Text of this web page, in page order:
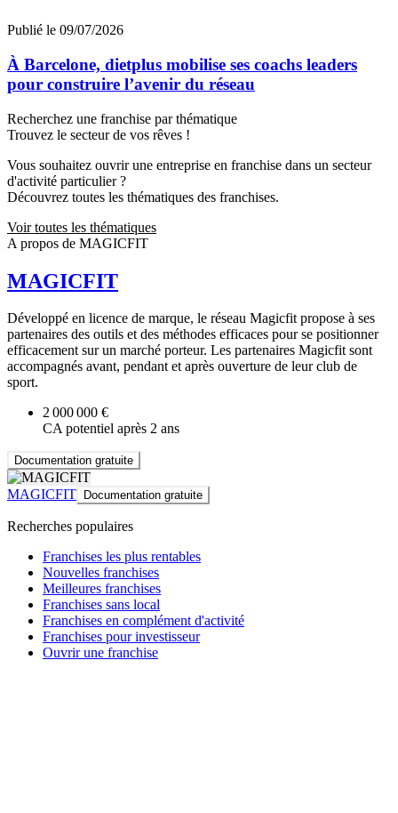
Publié le 09/07/2026
À Barcelone, dietplus mobilise ses coachs leaders
pour construire l’avenir du réseau
Recherchez une franchise par thématique
Trouvez le secteur de vos rêves !
Vous souhaitez ouvrir une entreprise en franchise dans un secteur
d'activité particulier ?
Découvrez toutes les thématiques des franchises.
Voir toutes les thématiques
A propos de MAGICFIT
MAGICFIT
Développé en licence de marque, le réseau Magicfit propose à ses
partenaires des outils et des méthodes efficaces pour se positionner
efficacement sur un marché porteur. Les partenaires Magicfit sont
accompagnés avant, pendant et après ouverture de leur club de
sport.
2 000 000 €
CA potentiel après 2 ans
Documentation gratuite
MAGICFIT Documentation gratuite
Recherches populaires
Franchises les plus rentables
Nouvelles franchises
Meilleures franchises
Franchises sans local
Franchises en complément d'activité
Franchises pour investisseur
Ouvrir une franchise